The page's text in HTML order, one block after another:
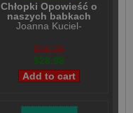
Chłopki Opowieść o
naszych babkach
Joanna Kuciel-
$36,38
$28,98